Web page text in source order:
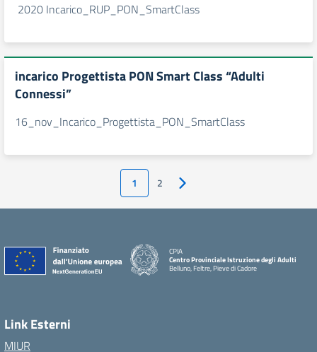
2020 Incarico_RUP_PON_SmartClass
incarico Progettista PON Smart Class “Adulti
Connessi”
16_nov_Incarico_Progettista_PON_SmartClass
1 2 Pagina successiva
CPIA
Centro Provinciale Istruzione degli Adulti
Belluno, Feltre, Pieve di Cadore
Link Esterni
MIUR